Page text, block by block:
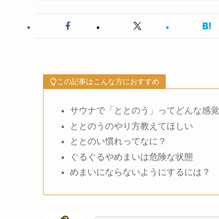
この記事はこんな方におすすめ
サウナで「ととのう」ってどんな感
ととのうのやり方教えてほしい
ととのい慣れってなに？
ぐるぐるやめまいは危険な状態
めまいにならないようにするには？